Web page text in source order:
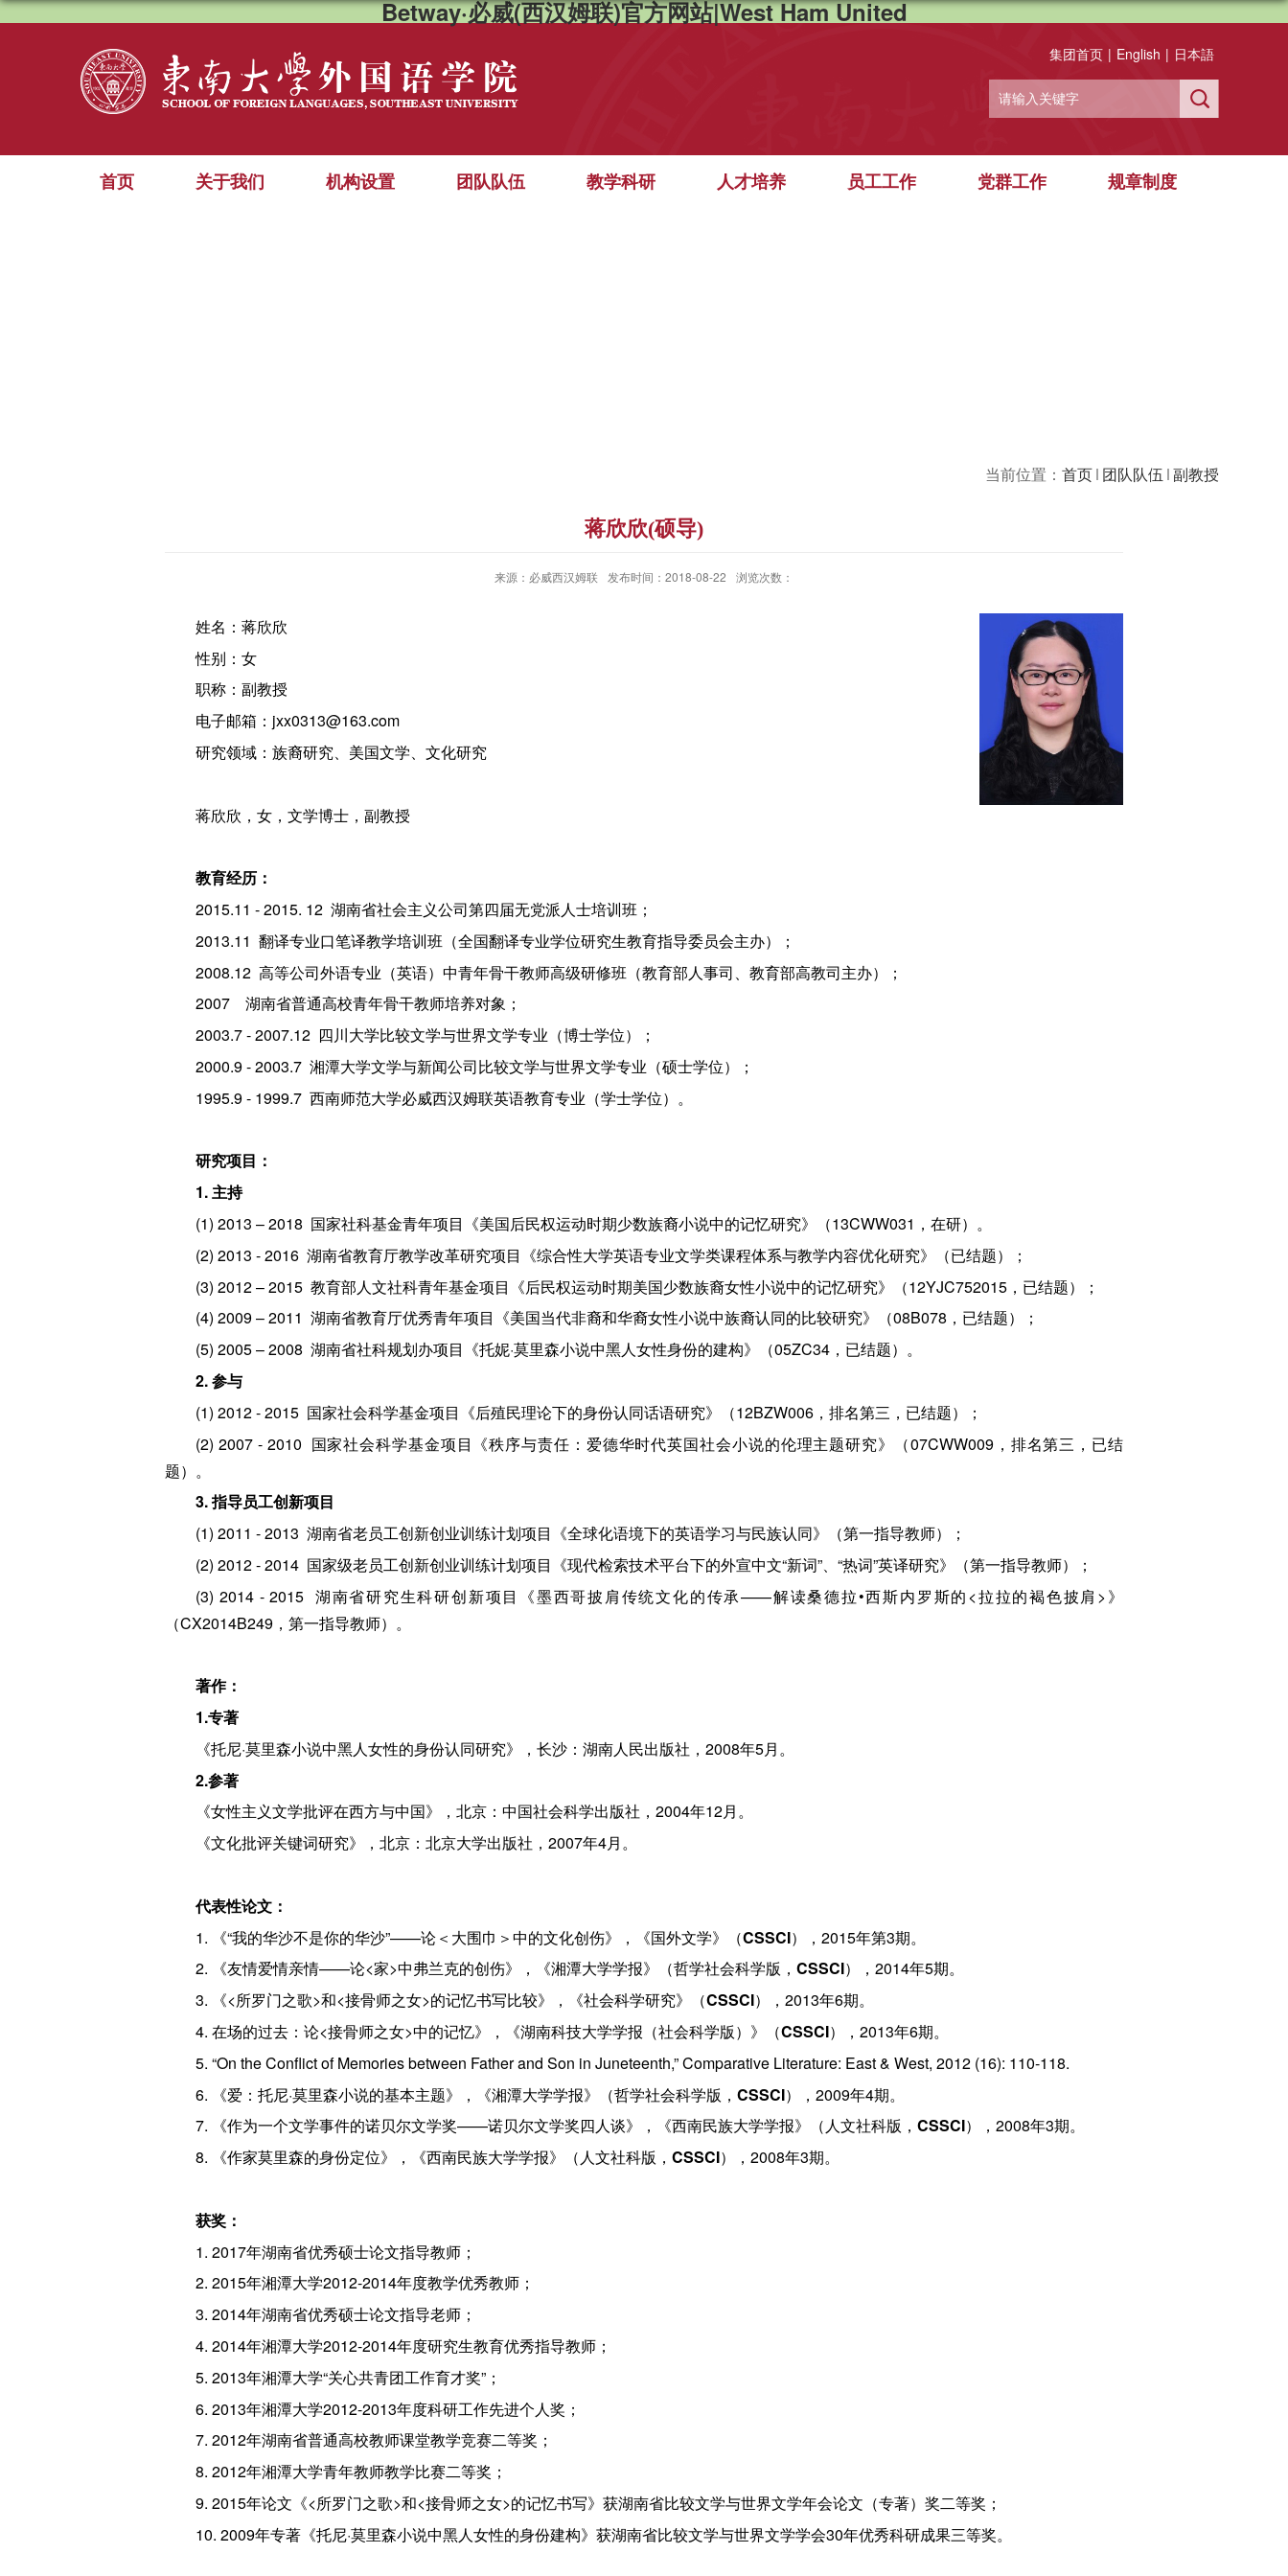
Betway·必威(西汉姆联)官方网站|West Ham United
集团首页 | English | 日本語
首页 关于我们 机构设置 团队队伍 教学科研 人才培养 员工工作 党群工作 规章制度
当前位置： 首页 团队队伍 副教授
蒋欣欣(硕导)
来源：必威西汉姆联 发布时间：2018-08-22 浏览次数：
姓名：蒋欣欣
性别：女
职称：副教授
电子邮箱：jxx0313@163.com
研究领域：族裔研究、美国文学、文化研究
蒋欣欣，女，文学博士，副教授
教育经历：
2015.11 - 2015. 12 湖南省社会主义公司第四届无党派人士培训班；
2013.11 翻译专业口笔译教学培训班（全国翻译专业学位研究生教育指导委员会主办）；
2008.12 高等公司外语专业（英语）中青年骨干教师高级研修班（教育部人事司、教育部高教司主办）；
2007 湖南省普通高校青年骨干教师培养对象；
2003.7 - 2007.12 四川大学比较文学与世界文学专业（博士学位）；
2000.9 - 2003.7 湘潭大学文学与新闻公司比较文学与世界文学专业（硕士学位）；
1995.9 - 1999.7 西南师范大学必威西汉姆联英语教育专业（学士学位）。
研究项目：
1. 主持
(1) 2013 – 2018 国家社科基金青年项目《美国后民权运动时期少数族裔小说中的记忆研究》（13CWW031，在研）。
(2) 2013 - 2016 湖南省教育厅教学改革研究项目《综合性大学英语专业文学类课程体系与教学内容优化研究》（已结题）；
(3) 2012 – 2015 教育部人文社科青年基金项目《后民权运动时期美国少数族裔女性小说中的记忆研究》（12YJC752015，已结题）；
(4) 2009 – 2011 湖南省教育厅优秀青年项目《美国当代非裔和华裔女性小说中族裔认同的比较研究》（08B078，已结题）；
(5) 2005 – 2008 湖南省社科规划办项目《托妮·莫里森小说中黑人女性身份的建构》（05ZC34，已结题）。
2. 参与
(1) 2012 - 2015 国家社会科学基金项目《后殖民理论下的身份认同话语研究》（12BZW006，排名第三，已结题）；
(2) 2007 - 2010 国家社会科学基金项目《秩序与责任：爱德华时代英国社会小说的伦理主题研究》（07CWW009，排名第三，已结
题）。
3. 指导员工创新项目
(1) 2011 - 2013 湖南省老员工创新创业训练计划项目《全球化语境下的英语学习与民族认同》（第一指导教师）；
(2) 2012 - 2014 国家级老员工创新创业训练计划项目《现代检索技术平台下的外宣中文“新词”、“热词”英译研究》（第一指导教师）；
(3) 2014 - 2015 湖南省研究生科研创新项目《墨西哥披肩传统文化的传承——解读桑德拉•西斯内罗斯的<拉拉的褐色披肩>》
（CX2014B249，第一指导教师）。
著作：
1.专著
《托尼·莫里森小说中黑人女性的身份认同研究》，长沙：湖南人民出版社，2008年5月。
2.参著
《女性主义文学批评在西方与中国》，北京：中国社会科学出版社，2004年12月。
《文化批评关键词研究》，北京：北京大学出版社，2007年4月。
代表性论文：
1. 《“我的华沙不是你的华沙”——论＜大围巾＞中的文化创伤》，《国外文学》（CSSCI），2015年第3期。
2. 《友情爱情亲情——论<家>中弗兰克的创伤》，《湘潭大学学报》（哲学社会科学版， CSSCI），2014年5期。
3. 《<所罗门之歌>和<接骨师之女>的记忆书写比较》，《社会科学研究》（CSSCI），2013年6期。
4. 在场的过去：论<接骨师之女>中的记忆》，《湖南科技大学学报（社会科学版）》（CSSCI），2013年6期。
5. “On the Conflict of Memories between Father and Son in Juneteenth,” Comparative Literature: East & West, 2012 (16): 110-118.
6. 《爱：托尼·莫里森小说的基本主题》，《湘潭大学学报》（哲学社会科学版， CSSCI），2009年4期。
7. 《作为一个文学事件的诺贝尔文学奖——诺贝尔文学奖四人谈》，《西南民族大学学报》（人文社科版， CSSCI），2008年3期。
8. 《作家莫里森的身份定位》，《西南民族大学学报》（人文社科版， CSSCI），2008年3期。
获奖：
1. 2017年湖南省优秀硕士论文指导教师；
2. 2015年湘潭大学2012-2014年度教学优秀教师；
3. 2014年湖南省优秀硕士论文指导老师；
4. 2014年湘潭大学2012-2014年度研究生教育优秀指导教师；
5. 2013年湘潭大学“关心共青团工作育才奖”；
6. 2013年湘潭大学2012-2013年度科研工作先进个人奖；
7. 2012年湖南省普通高校教师课堂教学竞赛二等奖；
8. 2012年湘潭大学青年教师教学比赛二等奖；
9. 2015年论文《<所罗门之歌>和<接骨师之女>的记忆书写》获湖南省比较文学与世界文学年会论文（专著）奖二等奖；
10. 2009年专著《托尼·莫里森小说中黑人女性的身份建构》获湖南省比较文学与世界文学学会30年优秀科研成果三等奖。